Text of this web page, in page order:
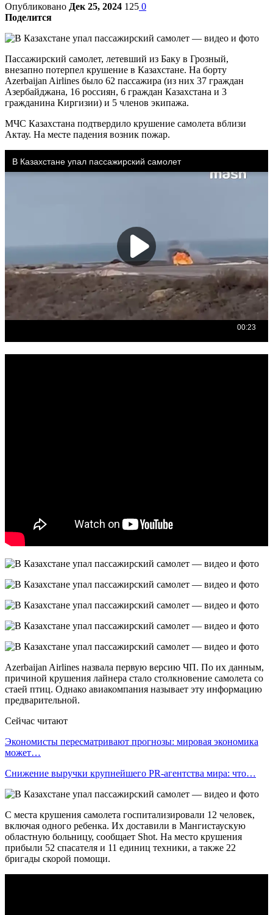
Опубликовано Дек 25, 2024 125 0
Поделится
Пассажирский самолет, летевший из Баку в Грозный,
внезапно потерпел крушение в Казахстане. На борту
Azerbaijan Airlines было 62 пассажира (из них 37 граждан
Азербайджана, 16 россиян, 6 граждан Казахстана и 3
гражданина Киргизии) и 5 членов экипажа.
МЧС Казахстана подтвердило крушение самолета вблизи
Актау. На месте падения возник пожар.
Azerbaijan Airlines назвала первую версию ЧП. По их данным,
причиной крушения лайнера стало столкновение самолета со
стаей птиц. Однако авиакомпания называет эту информацию
предварительной.
Сейчас читают
Экономисты пересматривают прогнозы: мировая экономика
может…
Снижение выручки крупнейшего PR-агентства мира: что…
С места крушения самолета госпитализировали 12 человек,
включая одного ребенка. Их доставили в Мангистаускую
областную больницу, сообщает Shot. На место крушения
прибыли 52 спасателя и 11 единиц техники, а также 22
бригады скорой помощи.